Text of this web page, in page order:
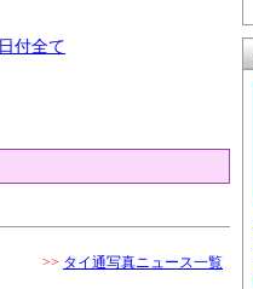
日付全て
>> タイ通写真ニュース一覧